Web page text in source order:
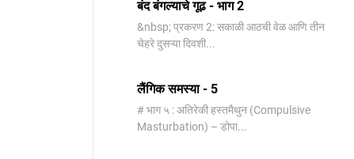
बंद बंगल्याचे गूढ - भाग 2
&nbsp; प्रकरण 2: सकाळी आठची वेळ आणि तीन
चेहरे दुसऱ्या दिवशी...
लैंगिक समस्या - 5
# भाग ५ : अतिरेकी हस्तमैथुन (Compulsive
Masturbation) – डोपा...